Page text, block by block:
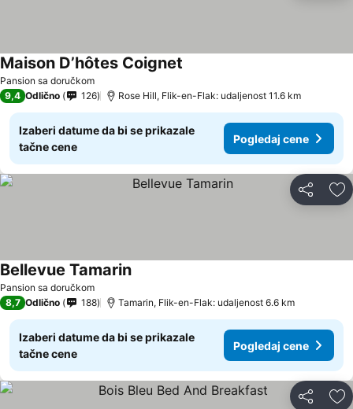
Pansion sa doručkom
Maison D’hôtes Coignet
9,4 Odlično 126 Rose Hill, Flik-en-Flak: udaljenost 11.6 km
Izaberi datume da bi se prikazale
tačne cene
Pogledaj cene
Deli
Pansion sa doručkom
Bellevue Tamarin
8,7 Odlično 188 Tamarin, Flik-en-Flak: udaljenost 6.6 km
Izaberi datume da bi se prikazale
tačne cene
Pogledaj cene
Deli